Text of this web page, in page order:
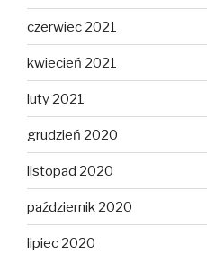
czerwiec 2021
kwiecień 2021
luty 2021
grudzień 2020
listopad 2020
październik 2020
lipiec 2020